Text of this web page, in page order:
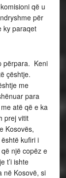
që u
për
ky paraqet
përpara. Keni
çështje.
me
para
atë që e ka
prej vitit
Kosovës,
kufiri i
një copëz e
t’i ishte
në Kosovë, si